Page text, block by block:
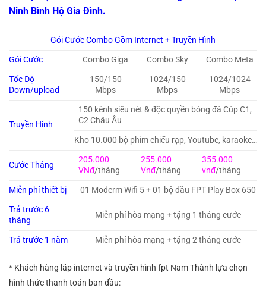
Ninh Bình Hộ Gia Đình.
Gói Cước Combo Gồm Internet + Truyền Hình
Gói Cước
Combo Giga Combo Sky
Combo Meta
Tốc Độ
Down/upload
150/150
Mbps
1024/150
Mbps
1024/1024
Mbps
Truyền Hình
150 kênh siêu nét & độc quyền bóng đá Cúp C1,
C2 Châu Âu
Kho 10.000 bộ phim chiếu rạp, Youtube, karaoke…
Cước Tháng
205.000
VNđ/tháng
255.000
Vnđ/tháng
355.000
vnđ/tháng
Miễn phí thiết bị
01 Moderm Wifi 5 + 01 bộ đầu FPT Play Box 650
Trả trước 6
tháng
Miễn phí hòa mạng + tặng 1 tháng cước
Trả trước 1 năm Miễn phí hòa mạng + tặng 2 tháng cước
* Khách hàng lắp internet và truyền hình fpt Nam Thành lựa chọn
hình thức thanh toán ban đầu: